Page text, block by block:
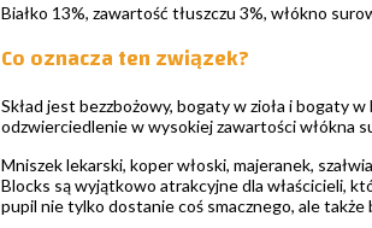
Białko 13%, zawartość tłuszczu 3%, włókno
Co oznacza ten związek?
Skład jest bezzbożowy, bogaty w zioła i bogaty
odzwierciedlenie w wysokiej zawartości włókna
Mniszek lekarski, koper włoski, majeranek,
Blocks są wyjątkowo atrakcyjne dla właścicieli,
pupil nie tylko dostanie coś smacznego, ale także